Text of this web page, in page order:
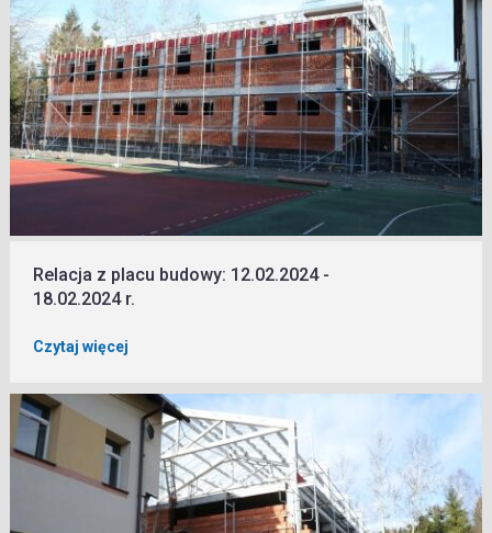
Relacja z placu budowy: 12.02.2024 -
18.02.2024 r.
Czytaj więcej